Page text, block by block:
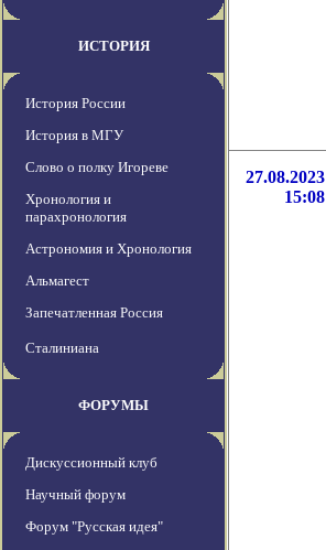
ИСТОРИЯ
История России
История в МГУ
Слово о полку Игореве
Хронология и
парахронология
Астрономия и Хронология
Альмагест
Запечатленная Россия
Сталиниана
ФОРУМЫ
Дискуссионный клуб
Научный форум
Форум "Русская идея"
27.08.2023
15:08